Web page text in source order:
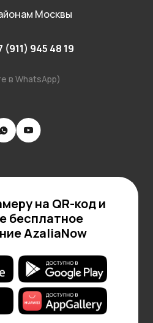
Москвы
(911) 945 48 19
в WhatsApp)
на QR-код и
бесплатное
AzaliaNow